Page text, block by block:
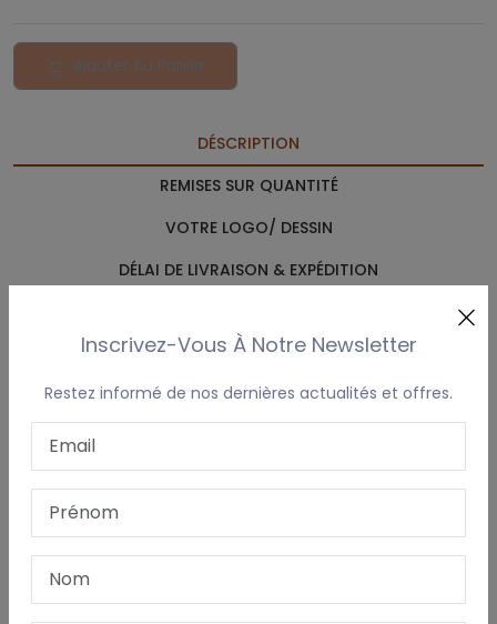
Ajouter Au Panier
DÉSCRIPTION
REMISES SUR QUANTITÉ
VOTRE LOGO/ DESSIN
DÉLAI DE LIVRAISON & EXPÉDITION
Ce peignoir de la gamme Classic avec col kimono est
confectionné en éponge de coton peigné 100% pour un
toucher doux et une excellente absorption. Il est doté de
une belle gamme de couleurs vives, il s’accorde
pour créer un ensemble personnalisé (peignoir, serviettes,
etc.).
Modèle confortable mais moins adapté aux silhouettes très
larges.
Inscrivez-Vous À Notre Newsletter
Restez informé de nos dernières actualités et offres.